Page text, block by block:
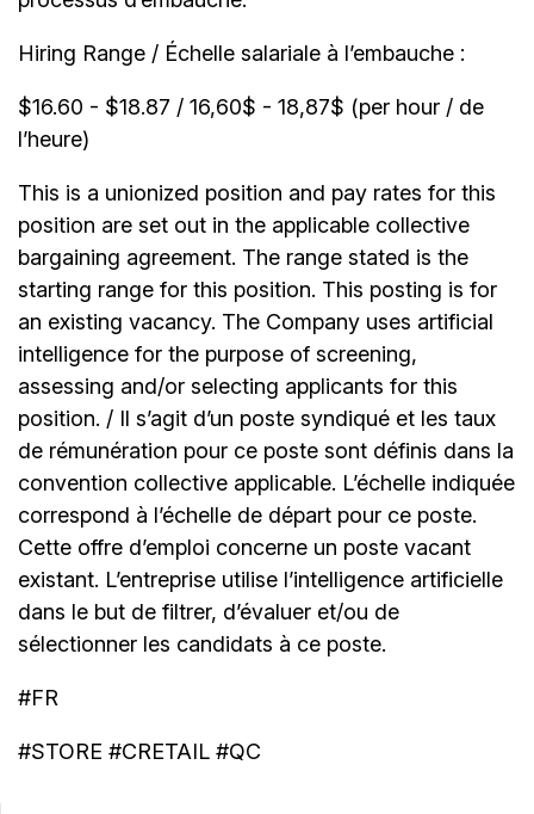
Hiring Range / Échelle salariale à l’embauche :
$16.60 - $18.87 / 16,60$ - 18,87$ (per hour / de
l’heure)
This is a unionized position and pay rates for this
position are set out in the applicable collective
bargaining agreement. The range stated is the
starting range for this position. This posting is for
an existing vacancy. The Company uses artificial
intelligence for the purpose of screening,
assessing and/or selecting applicants for this
position. / Il s’agit d’un poste syndiqué et les taux
de rémunération pour ce poste sont définis dans la
convention collective applicable. L’échelle indiquée
correspond à l’échelle de départ pour ce poste.
Cette offre d’emploi concerne un poste vacant
existant. L’entreprise utilise l’intelligence artificielle
dans le but de filtrer, d’évaluer et/ou de
sélectionner les candidats à ce poste.
#FR
#STORE #CRETAIL #QC